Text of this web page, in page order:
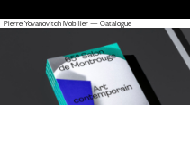
Pierre Yovanovitch Mobilier — Catalogue